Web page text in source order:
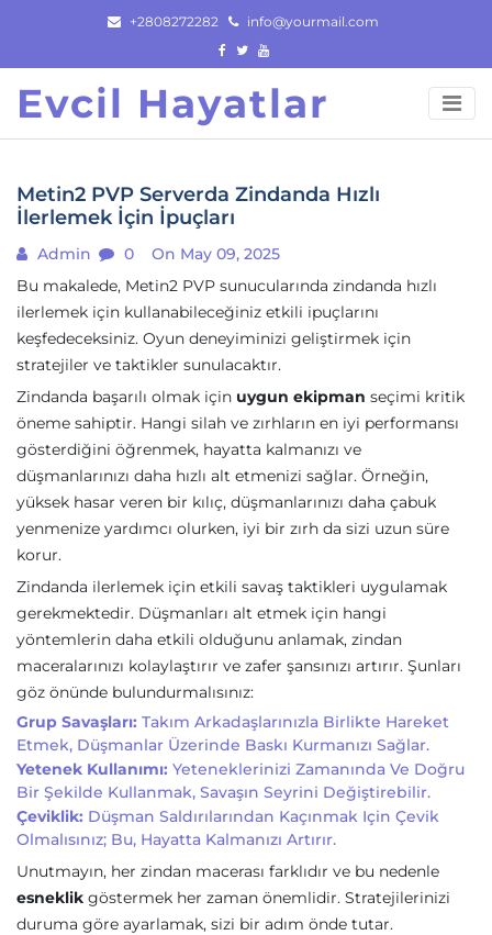
content
+2808272282 info@yourmail.com
Evcil Hayatlar
Metin2 PVP Serverda Zindanda Hızlı
İlerlemek İçin İpuçları
Admin 0
On May 09, 2025
Bu makalede, Metin2 PVP sunucularında zindanda hızlı
ilerlemek için kullanabileceğiniz etkili ipuçlarını
keşfedeceksiniz. Oyun deneyiminizi geliştirmek için
stratejiler ve taktikler sunulacaktır.
Zindanda başarılı olmak için uygun ekipman seçimi kritik
öneme sahiptir. Hangi silah ve zırhların en iyi performansı
gösterdiğini öğrenmek, hayatta kalmanızı ve
düşmanlarınızı daha hızlı alt etmenizi sağlar. Örneğin,
yüksek hasar veren bir kılıç, düşmanlarınızı daha çabuk
yenmenize yardımcı olurken, iyi bir zırh da sizi uzun süre
korur.
Zindanda ilerlemek için etkili savaş taktikleri uygulamak
gerekmektedir. Düşmanları alt etmek için hangi
yöntemlerin daha etkili olduğunu anlamak, zindan
maceralarınızı kolaylaştırır ve zafer şansınızı artırır. Şunları
göz önünde bulundurmalısınız:
Grup Savaşları: Takım Arkadaşlarınızla Birlikte Hareket
Etmek, Düşmanlar Üzerinde Baskı Kurmanızı Sağlar.
Yetenek Kullanımı: Yeteneklerinizi Zamanında Ve Doğru
Bir Şekilde Kullanmak, Savaşın Seyrini Değiştirebilir.
Çeviklik: Düşman Saldırılarından Kaçınmak Için Çevik
Olmalısınız; Bu, Hayatta Kalmanızı Artırır.
Unutmayın, her zindan macerası farklıdır ve bu nedenle
esneklik göstermek her zaman önemlidir. Stratejilerinizi
duruma göre ayarlamak, sizi bir adım önde tutar.